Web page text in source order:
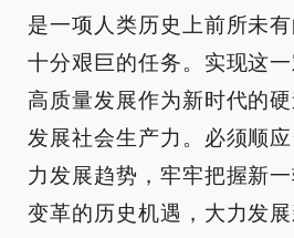
是一项人类历史上前所未
十分艰巨的任务。实现这
高质量发展作为新时代的
发展社会生产力。必须顺
力发展趋势，牢牢把握新
变革的历史机遇，大力发